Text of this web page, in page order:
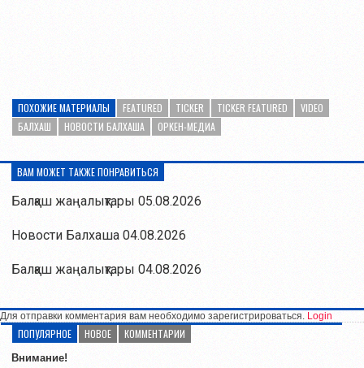
ПОХОЖИЕ МАТЕРИАЛЫ FEATURED TICKER TICKER FEATURED
VIDEO
БАЛХАШ
НОВОСТИ БАЛХАША ОРКЕН-МЕДИА
ВАМ МОЖЕТ ТАКЖЕ ПОНРАВИТЬСЯ
Балқаш жаңалықтары 05.08.2026
Новости Балхаша 04.08.2026
Балқаш жаңалықтары 04.08.2026
Для отправки комментария вам необходимо зарегистрироваться. Login
ПОПУЛЯРНОЕ НОВОЕ КОММЕНТАРИИ
Внимание!